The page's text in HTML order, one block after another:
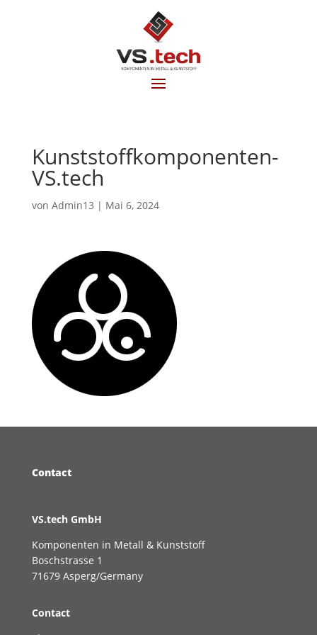
Kunststoffkomponenten-
VS.tech
von Admin13 | Mai 6, 2024
Contact
VS.tech GmbH
Komponenten in Metall & Kunststoff
Boschstrasse 1
71679 Asperg/Germany
Contact